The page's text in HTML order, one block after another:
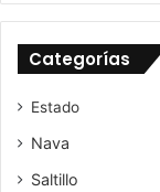
Categorías
Estado
Nava
Saltillo